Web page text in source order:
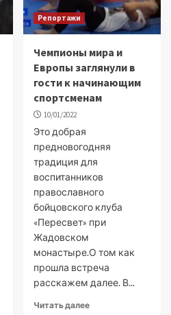
Репортажи
Чемпионы мира и
Европы заглянули в
гости к начинающим
спортсменам
10/01/2022
Это добрая
предновогодняя
традиция для
воспитанников
православного
бойцовского клуба
«Пересвет» при
Жадовском
монастыре.О том как
прошла встреча
расскажем далее. В...
Читать далее